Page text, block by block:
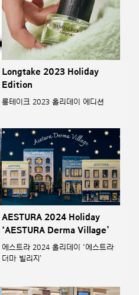
Longtake 2023 Holiday
Edition
롱테이크 2023 홀리데이 에디션
AESTURA 2024 Holiday
‘AESTURA Derma Village’
에스트라 2024 홀리데이 ‘에스트라
더마 빌리지’